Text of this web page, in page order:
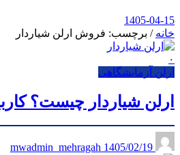
1405-04-15
خانه / برچسب: فروش ارلن شیاردار
۰
ارلن آزمایشگاهی
ارلن شیاردار چیست؟
1405/02/19